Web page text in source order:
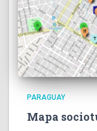
PARAGUAY
Mapa